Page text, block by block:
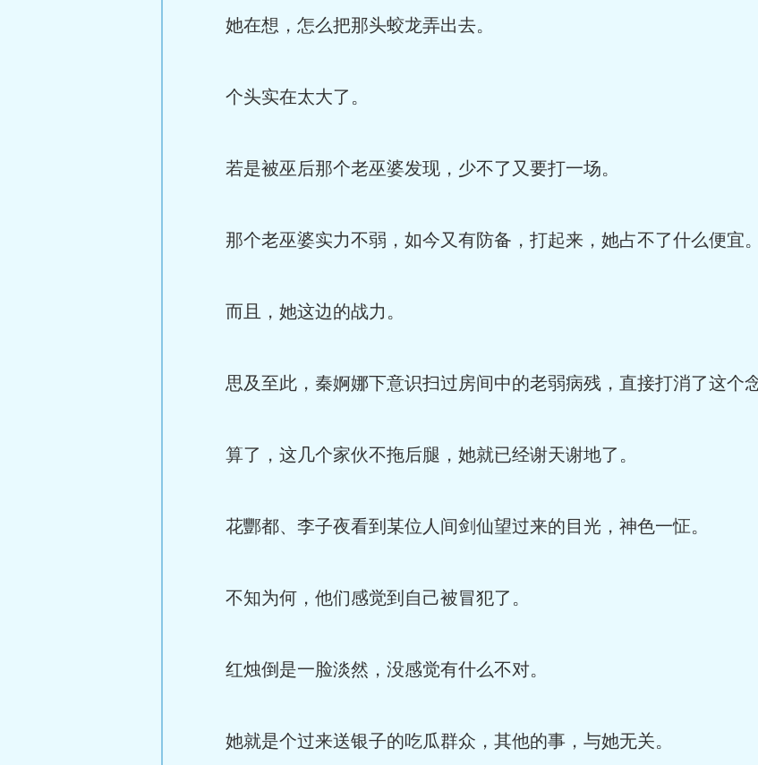
她在想，怎么把那头蛟龙弄出去。
个头实在太大了。
若是被巫后那个老巫婆发现，少不了又要打一场。
那个老巫婆实力不弱，如今又有防备，打起来，她占不了什么便宜。
而且，她这边的战力。
思及至此，秦婀娜下意识扫过房间中的老弱病残，直接打消了这个念
算了，这几个家伙不拖后腿，她就已经谢天谢地了。
花酆都、李子夜看到某位人间剑仙望过来的目光，神色一怔。
不知为何，他们感觉到自己被冒犯了。
红烛倒是一脸淡然，没感觉有什么不对。
她就是个过来送银子的吃瓜群众，其他的事，与她无关。